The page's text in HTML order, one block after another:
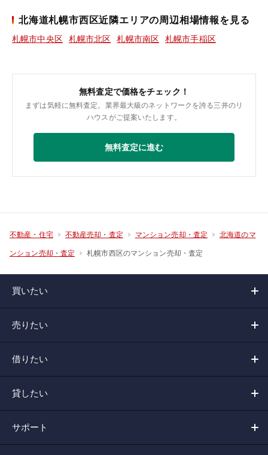
北海道札幌市西区近隣エリアの周辺相場情報を見る
札幌市中央区 札幌市北区 札幌市南区 札幌市手稲区
無料査定で価格をチェック！
まずは気軽に無料査定。業界最大級のネットワークを誇る三井のリ
ハウスがご提案いたします。
無料査定に進む
不動産・住宅 不動産売却・査定 マンション売却・査定 北海道のマ
ンション売却・査定 札幌市西区のマンション売却・査定
買いたい
売りたい
借りたい
貸したい
サポート